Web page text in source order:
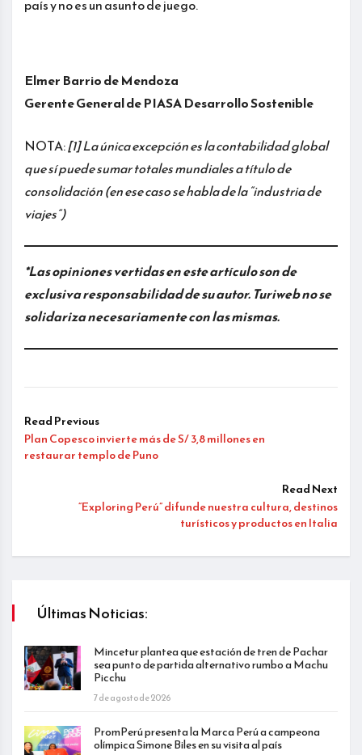
país y no es un asunto de juego.
Elmer Barrio de Mendoza
Gerente General de PIASA Desarrollo Sostenible
NOTA:[1] La única excepción es la contabilidad global
que sí puede sumar totales mundiales a título de
consolidación (en ese caso se habla de la “industria de
viajes”)
*Las opiniones vertidas en este artículo son de
exclusiva responsabilidad de su autor. Turiweb no se
solidariza necesariamente con las mismas.
Read Previous
Plan Copesco invierte más de S/ 3,8 millones en
restaurar templo de Puno
Read Next
“Exploring Perú” difunde nuestra cultura, destinos
turísticos y productos en Italia
Últimas Noticias:
Mincetur plantea que estación de tren de Pachar
sea punto de partida alternativo rumbo a Machu
Picchu
7 de agosto de 2026
PromPerú presenta la Marca Perú a campeona
olímpica Simone Biles en su visita al país